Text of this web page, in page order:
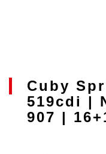
Cuby
519cdi |
907 |